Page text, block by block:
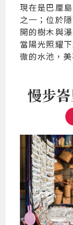
現在是巴厘
之一；位於
開的樹木與
當陽光照耀
徹的水池，
慢步